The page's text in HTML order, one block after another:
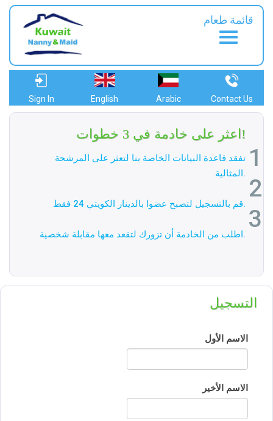
قائمة طعام
Sign In English Arabic Contact Us
اعثر على خادمة في 3 خطوات!
تفقد قاعدة البيانات الخاصة بنا لتعثر على المرشحة
المثالية.
1
قم بالتسجيل لتصبح عضوا بالدينار الكويتي 24 فقط.
2
اطلب من الخادمة أن تزورك لتقعد معها مقابلة شخصية.
3
التسجيل
الاسم الأول
الاسم الأخير